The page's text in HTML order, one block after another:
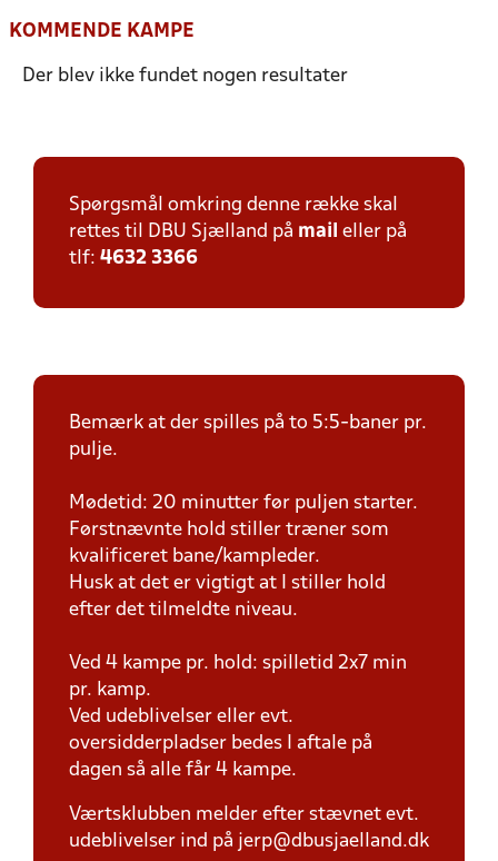
KOMMENDE KAMPE
Der blev ikke fundet nogen resultater
Spørgsmål omkring denne række skal
rettes til DBU Sjælland på mail eller på
tlf: 4632 3366
Bemærk at der spilles på to 5:5-baner pr.
pulje.
Mødetid: 20 minutter før puljen starter.
Førstnævnte hold stiller træner som
kvalificeret bane/kampleder.
Husk at det er vigtigt at I stiller hold
efter det tilmeldte niveau.
Ved 4 kampe pr. hold: spilletid 2x7 min
pr. kamp.
Ved udeblivelser eller evt.
oversidderpladser bedes I aftale på
dagen så alle får 4 kampe.
Værtsklubben melder efter stævnet evt.
udeblivelser ind på jerp@dbusjaelland.dk